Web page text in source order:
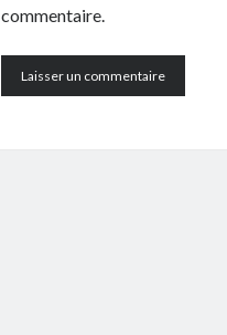
commentaire.